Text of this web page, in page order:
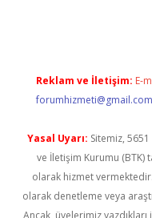
Reklam ve İletişim: E-
forumhizmeti@gmail.com
Yasal Uyarı: Sitemiz,
ve İletişim Kurumu (BTK)
olarak hizmet
olarak denetleme veya
Ancak, üyelerimiz